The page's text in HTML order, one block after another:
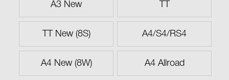
A3 New
TT New (8S) A4/S4/RS4
A4 New (8W) A4 Allroad